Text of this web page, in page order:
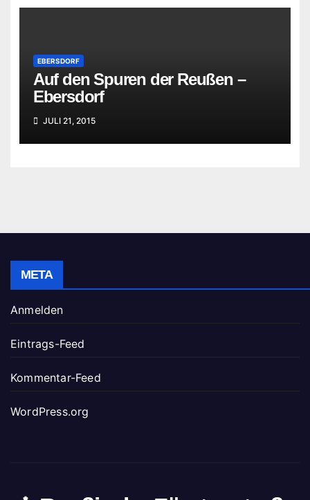
EBERSDORF
Auf den Spuren der Reußen –
Ebersdorf
JULI 21, 2015
META
Anmelden
Eintrags-Feed
Kommentar-Feed
WordPress.org